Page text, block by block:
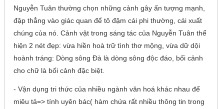
Nguyễn Tuân thường chọn những cảnh gây ấn tượng mạnh,
đập thẳng vào giác quan để tô đậm cái phi thường, cái xuất
chúng của nó. Cảnh vật trong sáng tác của Nguyễn Tuân thể
hiện 2 nét đẹp: vừa hiền hoà trữ tình thơ mộng, vừa dữ dội
hoành tráng: Dòng sông Đà là dòng sông độc đáo, bối cảnh
cho chữ là bối cảnh đặc biệt.
- Vận dụng tri thức của nhiều ngành văn hoá khác nhau để
miêu tả=> tính uyên bác( hàm chứa rất nhiều thông tin trong